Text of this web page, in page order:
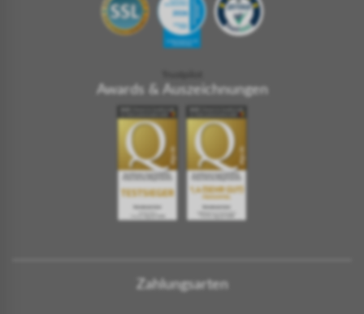
Awards & Auszeichnungen
Zahlungsarten